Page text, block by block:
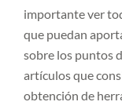
importante ver
que puedan
sobre los puntos
artículos que
obtención de